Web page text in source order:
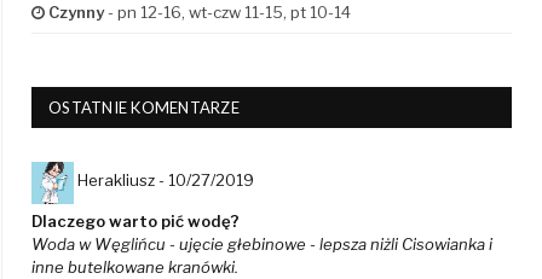
Czynny- pn 12-16, wt-czw 11-15, pt 10-14
OSTATNIE KOMENTARZE
Herakliusz - 10/27/2019
Dlaczego warto pić wodę?
Woda w Węglińcu - ujęcie głebinowe - lepsza niżli Cisowianka i
inne butelkowane kranówki.